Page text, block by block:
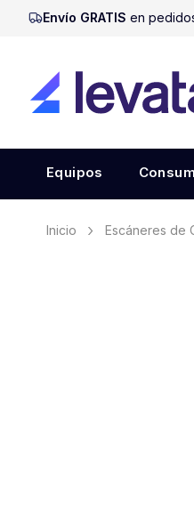
Envío GRATIS en
Equipos
Inicio Escáneres de